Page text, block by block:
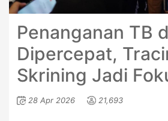
Penanganan TB
Dipercepat,
Skrining Jadi
28 Apr 2026 21,693